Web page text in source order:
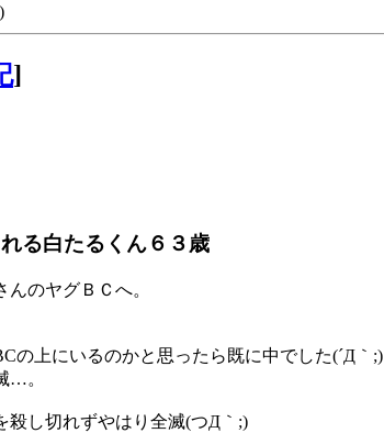
]
る白たるくん６３歳
のヤグＢＣへ。
の上にいるのかと思ったら既に中でした(´Д｀;)
…。
殺し切れずやはり全滅(つД｀;)